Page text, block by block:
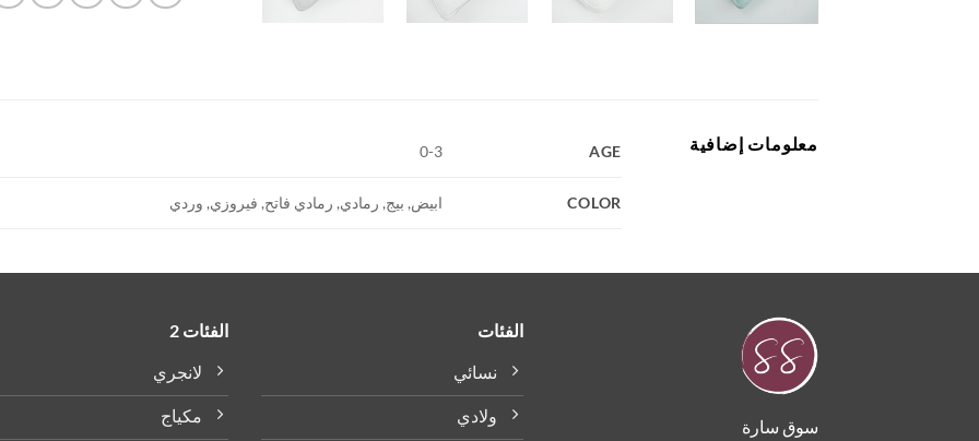
معلومات إضافية AGE
0-3
COLOR ابيض, بيج, رمادي, رمادي فاتح, فيروزي, وردي
سوق سارة
الفئات
نسائي
ولادي
الفئات 2
لانجري
مكياج